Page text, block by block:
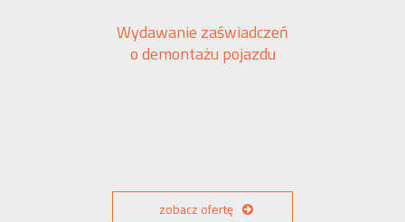
Wydawanie zaświadczeń
o demontażu pojazdu
zobacz ofertę